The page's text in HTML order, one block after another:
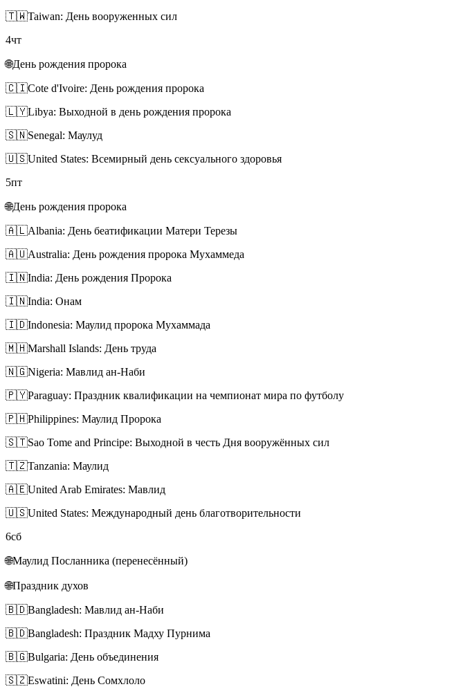
🇹🇼Taiwan: День вооруженных сил
4чт
🌐День рождения пророка
🇨🇮Cote d'Ivoire: День рождения пророка
🇱🇾Libya: Выходной в день рождения пророка
🇸🇳Senegal: Маулуд
🇺🇸United States: Всемирный день сексуального здоровья
5пт
🌐День рождения пророка
🇦🇱Albania: День беатификации Матери Терезы
🇦🇺Australia: День рождения пророка Мухаммеда
🇮🇳India: День рождения Пророка
🇮🇳India: Онам
🇮🇩Indonesia: Маулид пророка Мухаммада
🇲🇭Marshall Islands: День труда
🇳🇬Nigeria: Мавлид ан-Наби
🇵🇾Paraguay: Праздник квалификации на чемпионат мира по футболу
🇵🇭Philippines: Маулид Пророка
🇸🇹Sao Tome and Principe: Выходной в честь Дня вооружённых сил
🇹🇿Tanzania: Маулид
🇦🇪United Arab Emirates: Мавлид
🇺🇸United States: Международный день благотворительности
6сб
🌐Маулид Посланника (перенесённый)
🌐Праздник духов
🇧🇩Bangladesh: Мавлид ан-Наби
🇧🇩Bangladesh: Праздник Мадху Пурнима
🇧🇬Bulgaria: День объединения
🇸🇿Eswatini: День Сомхлоло